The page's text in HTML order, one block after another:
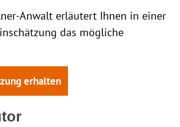
Anwalt erläutert Ihnen in einer
das mögliche
erhalten